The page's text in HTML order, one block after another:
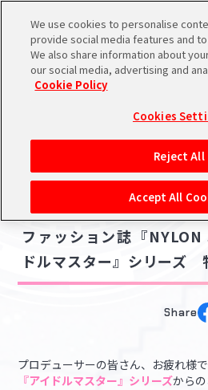
バンダイナムコIDで
アイドルマスター ポータル
活動履歴
ニュース
グッズ コラボ・キャンペーン ブッ
※12月5日更新※【アイマ
ファッション誌『
ドルマスター』シリーズ
Share
プロデューサーの皆さん、お疲れ様で
『アイドルマスター』シリーズからの
We use cookies to personalise
provide social media features and
We also share information about
our social media, advertising and
Cookie Policy
Cookies
Reject All
Accept All